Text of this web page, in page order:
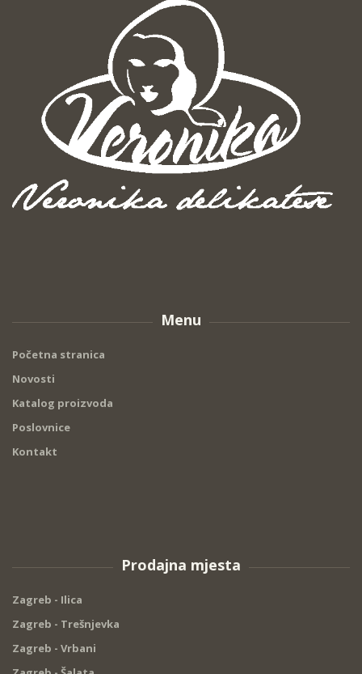
Menu
Početna stranica
Novosti
Katalog proizvoda
Poslovnice
Kontakt
Prodajna mjesta
Zagreb - Ilica
Zagreb - Trešnjevka
Zagreb - Vrbani